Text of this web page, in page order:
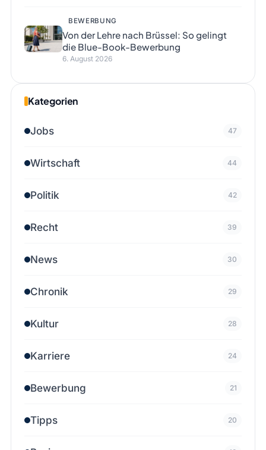
BEWERBUNG
Von der Lehre nach Brüssel: So gelingt
die Blue-Book-Bewerbung
6. August 2026
Kategorien
Jobs 47
Wirtschaft 44
Politik 42
Recht 39
News 30
Chronik 29
Kultur 28
Karriere 24
Bewerbung 21
Tipps 20